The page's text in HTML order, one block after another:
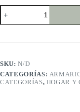
VASAGLE
Mueble
de
Armario
de
Almacenamiento,
SKU:N/D
CATEGORÍAS:
CATEGORÍAS, HOGAR Y